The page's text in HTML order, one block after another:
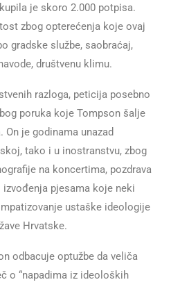
je skoro 2.000 potpisa.
zbog opterećenja koje ovaj
gradske službe, saobraćaj,
društvenu klimu.
razloga, peticija posebno
poruka koje Tompson šalje
je godinama unazad
tako i u inostranstvu, zbog
na koncertima, pozdrava
izvođenja pjesama koje neki
ustaške ideologije
Hrvatske.
odbacuje optužbe da veliča
o “napadima iz ideoloških